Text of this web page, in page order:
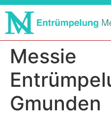
Messie
Gmunden